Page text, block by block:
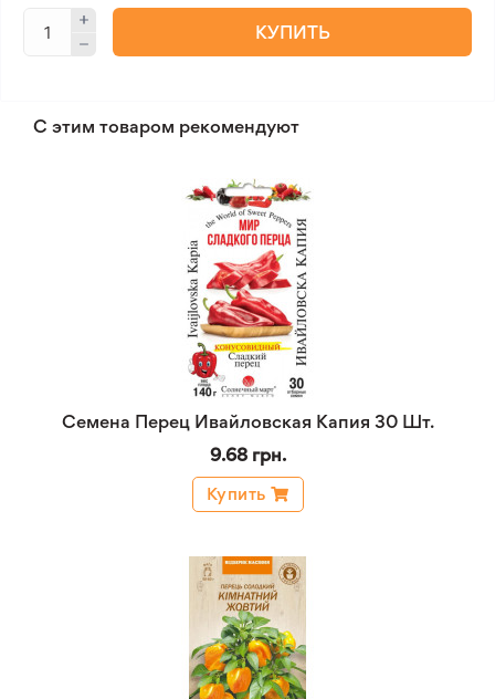
КУПИТЬ
С этим товаром рекомендуют
Семена Перец Ивайловская Капия 30 Шт.
9.68 грн.
Купить